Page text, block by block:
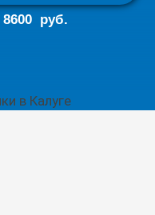
8600 руб.